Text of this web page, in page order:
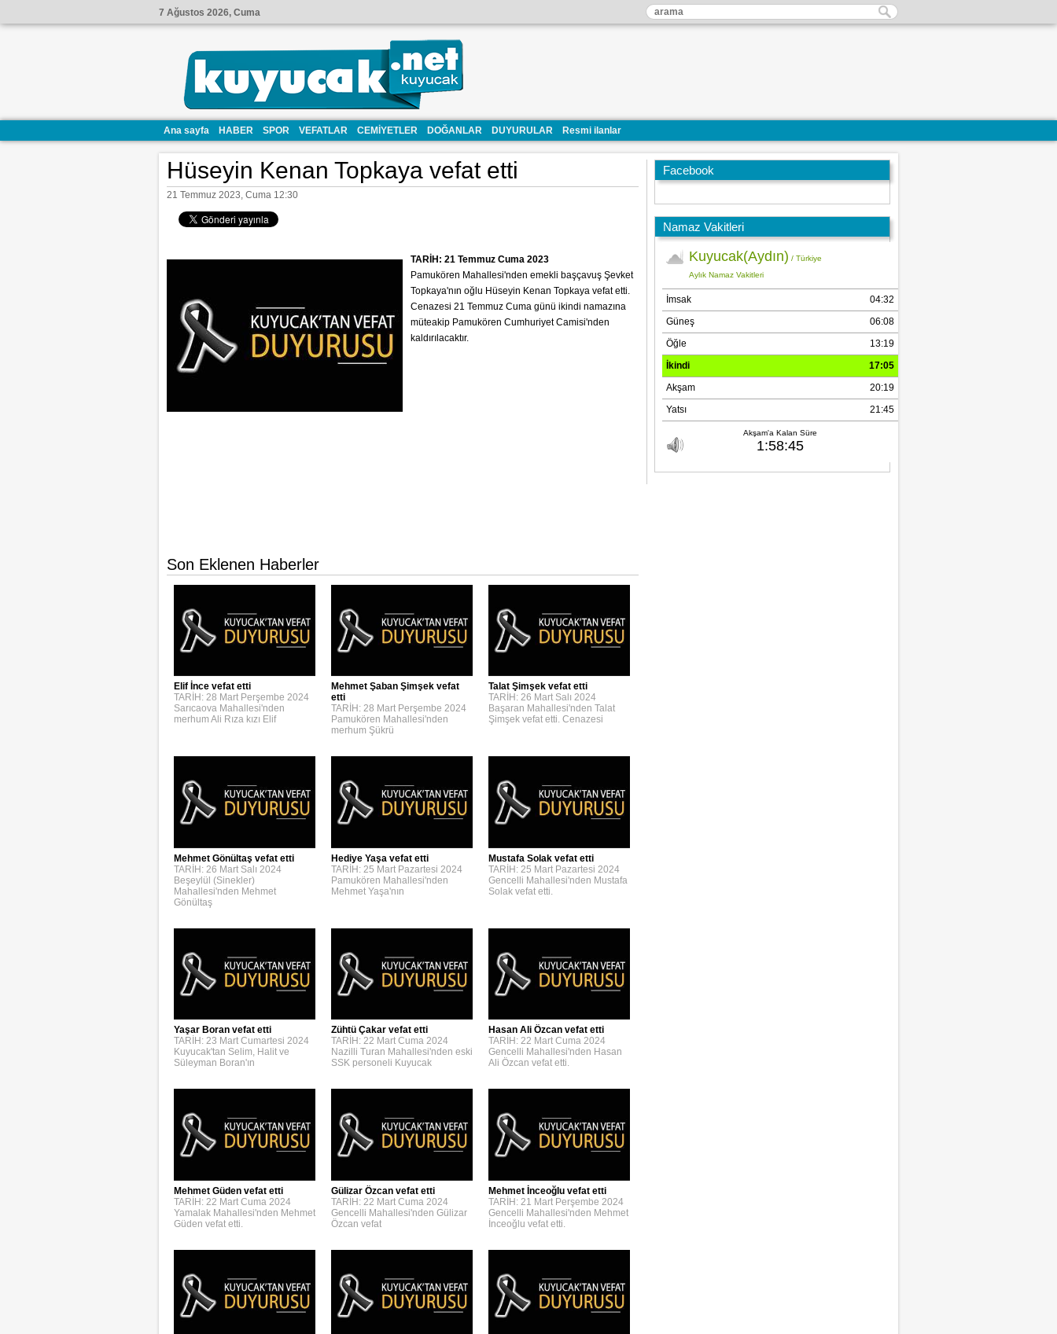
7 Ağustos 2026, Cuma
Ana sayfa HABER SPOR VEFATLAR CEMİYETLER DOĞANLAR DUYURULAR Resmi ilanlar
Facebook
Namaz Vakitleri
Hüseyin Kenan Topkaya vefat etti
21 Temmuz 2023, Cuma 12:30
TARİH: 21 Temmuz Cuma 2023
Pamukören Mahallesi'nden emekli başçavuş Şevket
Topkaya'nın oğlu Hüseyin Kenan Topkaya vefat etti.
Cenazesi 21 Temmuz Cuma günü ikindi namazına
müteakip Pamukören Cumhuriyet Camisi'nden
kaldırılacaktır.
Son Eklenen Haberler
Elif İnce vefat etti
TARİH: 28 Mart Perşembe 2024
Sarıcaova Mahallesi'nden
merhum Ali Rıza kızı Elif
Mehmet Şaban Şimşek vefat
etti
TARİH: 28 Mart Perşembe 2024
Pamukören Mahallesi'nden
merhum Şükrü
Talat Şimşek vefat etti
TARİH: 26 Mart Salı 2024
Başaran Mahallesi'nden Talat
Şimşek vefat etti. Cenazesi
Mehmet Gönültaş vefat etti
TARİH: 26 Mart Salı 2024
Beşeylül (Sinekler)
Mahallesi'nden Mehmet
Gönültaş
Hediye Yaşa vefat etti
TARİH: 25 Mart Pazartesi 2024
Pamukören Mahallesi'nden
Mehmet Yaşa'nın
Mustafa Solak vefat etti
TARİH: 25 Mart Pazartesi 2024
Gencelli Mahallesi'nden Mustafa
Solak vefat etti.
Yaşar Boran vefat etti
TARİH: 23 Mart Cumartesi 2024
Kuyucak'tan Selim, Halit ve
Süleyman Boran'ın
Zühtü Çakar vefat etti
TARİH: 22 Mart Cuma 2024
Nazilli Turan Mahallesi'nden eski
SSK personeli Kuyucak
Hasan Ali Özcan vefat etti
TARİH: 22 Mart Cuma 2024
Gencelli Mahallesi'nden Hasan
Ali Özcan vefat etti.
Mehmet Güden vefat etti
TARİH: 22 Mart Cuma 2024
Yamalak Mahallesi'nden Mehmet
Güden vefat etti.
Gülizar Özcan vefat etti
TARİH: 22 Mart Cuma 2024
Gencelli Mahallesi'nden Gülizar
Özcan vefat
Mehmet İnceoğlu vefat etti
TARİH: 21 Mart Perşembe 2024
Gencelli Mahallesi'nden Mehmet
İnceoğlu vefat etti.